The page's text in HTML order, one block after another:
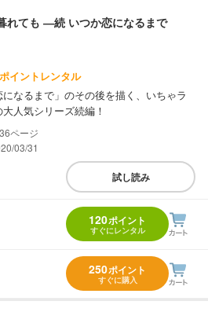
れても ―続 いつか恋になるまで
イントレンタル
になるまで」のその後を描く、いちゃラ
人気シリーズ続編！
36
03/31
試し読み
120ポイント
すぐにレンタル
250ポイント
すぐに購入